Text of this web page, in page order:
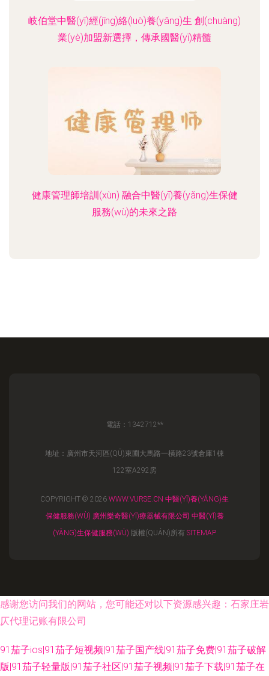
岐伯堂中醫(yī)經(jīng)絡(luò)養(yǎng)生 創(chuàng)
業(yè)加盟新選擇，傳承國醫(yī)精髓
健康管理師培訓(xùn) 融合中醫(yī)養(yǎng)生保健
服務(wù)的未來之路
電話：1342712**
地址：廣州市天河區(QŪ)東圃大馬路一橫路23號倉庫1棟
122室A292房
COPYRIGHT © 2026 WWW.VURSE.CN 中醫(YĪ)養(YǍNG)生
保健服務(WÙ) 廣州樂奇醫(YĪ)療器械有限公司 中醫(YĪ)養
(YǍNG)生保健服務(WÙ) 版權(QUÁN)所有 SITEMAP
感谢您访问我们的网站，您可能还对以下资源感兴趣：石家庄岩
仄代理记账有限公司
91茄子ios|91茄子短视频|91茄子国产线|91茄子免费|91茄子破解
版|91茄子轻量版|91茄子社区|91茄子视频|91茄子下载|91茄子在